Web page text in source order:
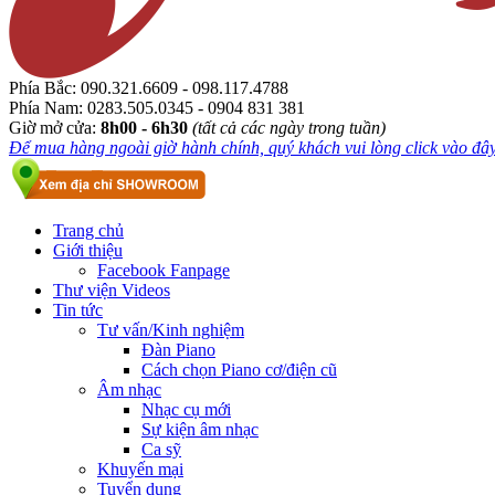
Phía Bắc: 090.321.6609 - 098.117.4788
Phía Nam: 0283.505.0345 - 0904 831 381
Giờ mở cửa: 8h00 - 6h30 (tất cả các ngày trong tuần)
Để mua hàng ngoài giờ hành chính, quý khách vui lòng click vào
Trang chủ
Giới thiệu
Facebook Fanpage
Thư viện Videos
Tin tức
Tư vấn/Kinh nghiệm
Đàn Piano
Cách chọn Piano cơ/điện cũ
Âm nhạc
Nhạc cụ mới
Sự kiện âm nhạc
Ca sỹ
Khuyến mại
Tuyển dụng